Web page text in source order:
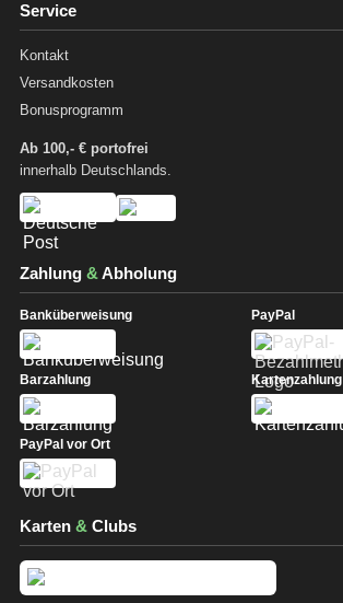
Service
Kontakt
Versandkosten
Bonusprogramm
Ab 100,- € portofrei
innerhalb Deutschlands.
Zahlung &Abholung
Banküberweisung PayPal
Barzahlung Kartenzahlung
PayPal vor Ort
Karten & Clubs